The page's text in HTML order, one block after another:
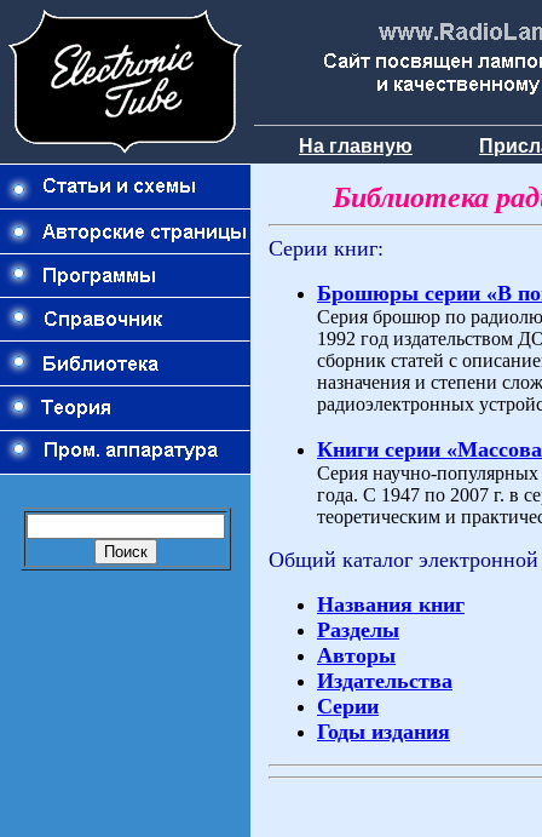
На главную
Библиотека
Серии книг:
Брошюры серии «В
Серия брошюр по
1992 год издательством
сборник статей с
назначения и степени
радиоэлектронных
Книги серии
Серия научно-
года. С 1947 по 2007 г. в
теоретическим и
Общий каталог
Названия книг
Разделы
Авторы
Издательства
Серии
Годы издания